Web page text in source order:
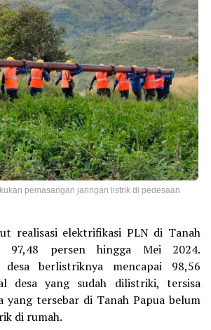
pemasangan jaringan listrik di pedesaan
realisasi elektrifikasi PLN di Tanah
97,48 persen hingga Mei 2024.
desa berlistriknya mencapai 98,56
desa yang sudah dilistriki, tersisa
yang tersebar di Tanah Papua belum
di rumah.